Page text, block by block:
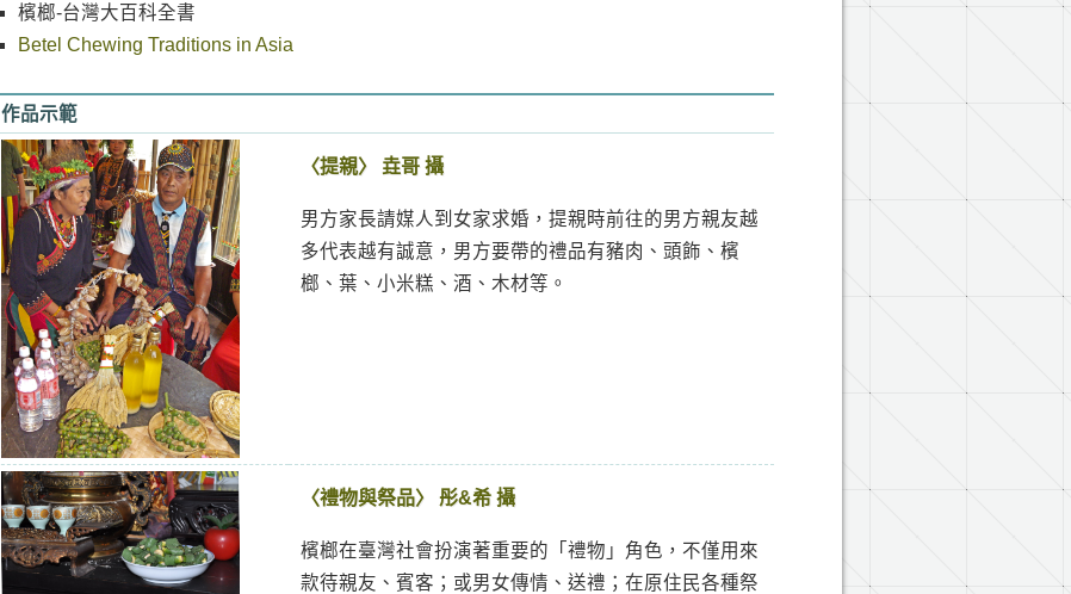
檳榔-台灣大百科全書
Betel Chewing Traditions in Asia
作品示範
〈提親〉 垚哥 攝
男方家長請媒人到女家求婚，提親時前往的男方親友越
多代表越有誠意，男方要帶的禮品有豬肉、頭飾、檳
榔、葉、小米糕、酒、木材等。
〈禮物與祭品〉 彤&希 攝
檳榔在臺灣社會扮演著重要的「禮物」角色，不僅用來
款待親友、賓客；或男女傳情、送禮；在原住民各種祭